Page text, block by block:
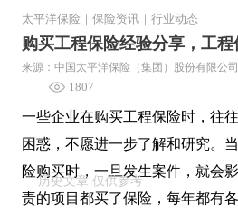
太平洋保险 保险资讯 行业动态
购买工程保险经验分享，工
来源：中国太平洋保险（集团）股份有限公
1807
一些企业在购买工程保险时，往
困惑，不愿进一步了解和研究。
险购买时，一旦发生案件，就会
责的项目都买了保险，每年都有